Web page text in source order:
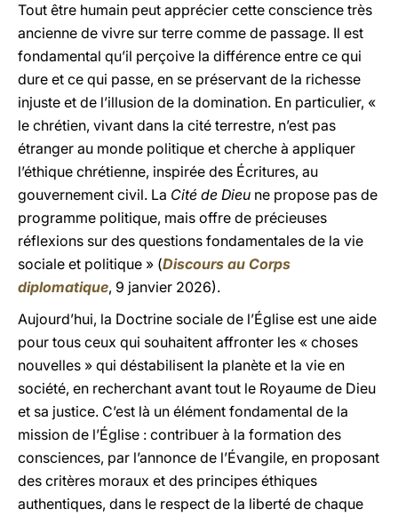
Tout être humain peut apprécier cette conscience très
ancienne de vivre sur terre comme de passage. Il est
fondamental qu’il perçoive la différence entre ce qui
dure et ce qui passe, en se préservant de la richesse
injuste et de l’illusion de la domination. En particulier, «
le chrétien, vivant dans la cité terrestre, n’est pas
étranger au monde politique et cherche à appliquer
l’éthique chrétienne, inspirée des Écritures, au
gouvernement civil. La Cité de Dieu ne propose pas de
programme politique, mais offre de précieuses
réflexions sur des questions fondamentales de la vie
sociale et politique » (Discours au Corps
diplomatique, 9 janvier 2026).
Aujourd’hui, la Doctrine sociale de l’Église est une aide
pour tous ceux qui souhaitent affronter les « choses
nouvelles » qui déstabilisent la planète et la vie en
société, en recherchant avant tout le Royaume de Dieu
et sa justice. C’est là un élément fondamental de la
mission de l’Église : contribuer à la formation des
consciences, par l’annonce de l’Évangile, en proposant
des critères moraux et des principes éthiques
authentiques, dans le respect de la liberté de chaque